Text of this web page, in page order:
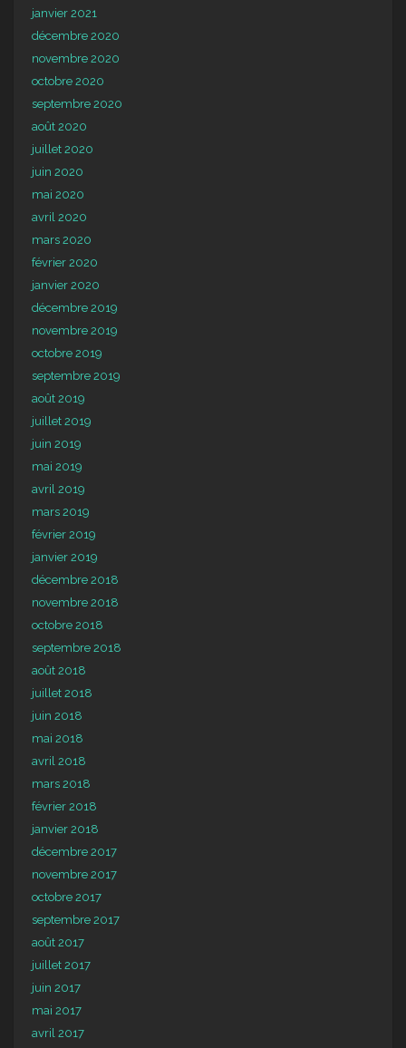
janvier 2021
décembre 2020
novembre 2020
octobre 2020
septembre 2020
août 2020
juillet 2020
juin 2020
mai 2020
avril 2020
mars 2020
février 2020
janvier 2020
décembre 2019
novembre 2019
octobre 2019
septembre 2019
août 2019
juillet 2019
juin 2019
mai 2019
avril 2019
mars 2019
février 2019
janvier 2019
décembre 2018
novembre 2018
octobre 2018
septembre 2018
août 2018
juillet 2018
juin 2018
mai 2018
avril 2018
mars 2018
février 2018
janvier 2018
décembre 2017
novembre 2017
octobre 2017
septembre 2017
août 2017
juillet 2017
juin 2017
mai 2017
avril 2017